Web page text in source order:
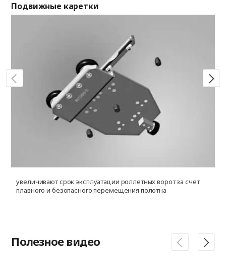
Подвижные каретки
увеличивают срок эксплуатации роллетных ворот за счет
плавного и безопасного перемещения полотна
Полезное видео